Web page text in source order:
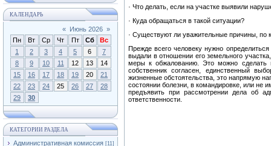
КАЛЕНДАРЬ
« Июнь 2026 »
Пн
Вт Ср Чт Пт Сб
Вс
1
2 3 4 5 6
7
8
9 10 11 12 13
14
15
16 17 18 19 20
21
22
23 24 25 26 27
28
29
30
КАТЕГОРИИ РАЗДЕЛА
Административная комиссия [11]
· Что делать, если на участке выявили
· Куда обращаться в такой ситуации?
· Существуют ли уважительные причины, по
Прежде всего человеку нужно
выдали в отношении его земельного
меры к обжалованию. Это можно сделать
собственник согласен, единственный
жизненные обстоятельства, это напрямую
состоянии болезни, в командировке, или не
предъявить при рассмотрении дела об
ответственности.